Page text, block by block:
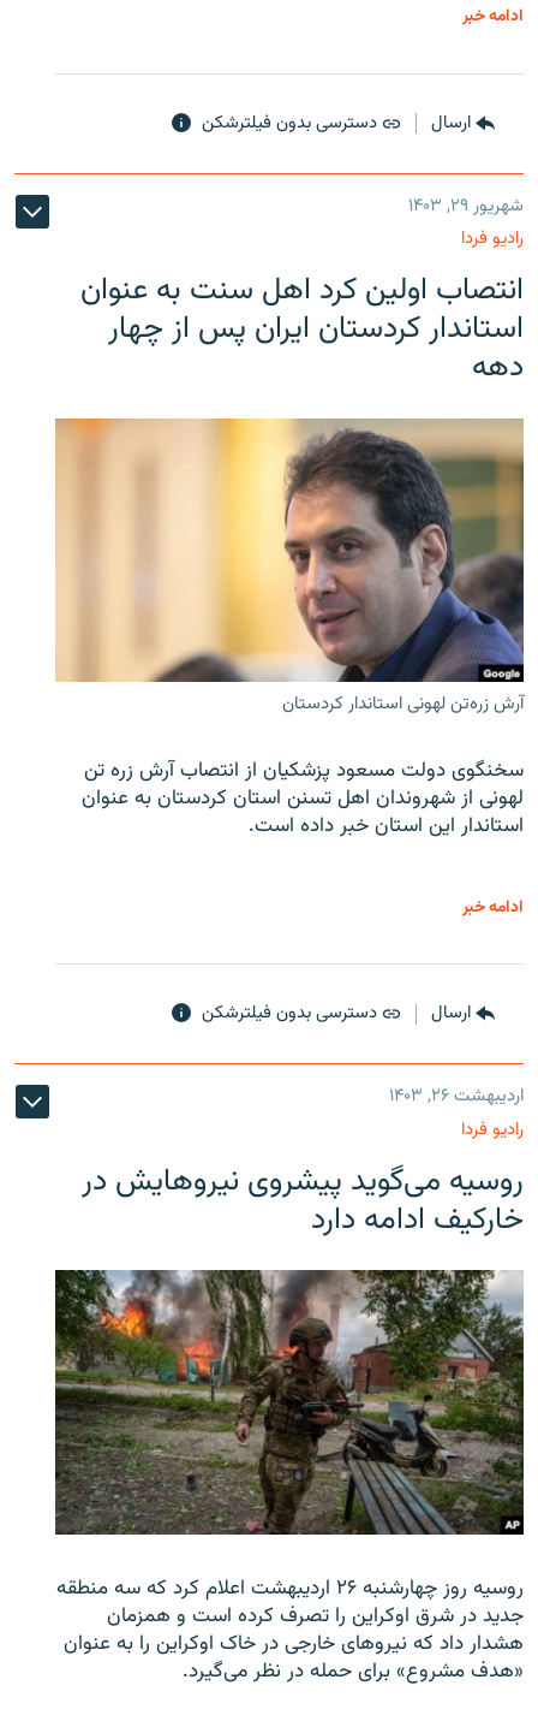
ادامه خبر
ارسال دسترسی بدون فیلترشکن
شهریور ۲۹, ۱۴۰۳
رادیو فردا
انتصاب اولین کرد اهل سنت به عنوان
استاندار کردستان ایران پس از چهار
دهه
آرش زره‌تن لهونی استاندار کردستان
سخنگوی دولت مسعود پزشکیان از انتصاب آرش زره تن
لهونی از شهروندان اهل تسنن استان کردستان به عنوان
استاندار این استان خبر داده است.
ادامه خبر
ارسال دسترسی بدون فیلترشکن
اردیبهشت ۲۶, ۱۴۰۳
رادیو فردا
روسیه می‌گوید پیشروی نیروهایش در
خارکیف ادامه دارد
روسیه روز چهارشنبه ۲۶ اردیبهشت اعلام کرد که سه منطقه
جدید در شرق اوکراین را تصرف کرده است و همزمان
هشدار داد که نیروهای خارجی در خاک اوکراین را به عنوان
«هدف مشروع» برای حمله در نظر می‌گیرد.